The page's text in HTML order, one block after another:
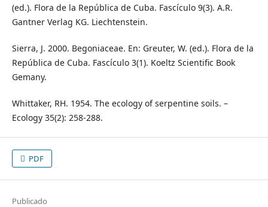
(ed.). Flora de la República de Cuba. Fascículo 9(3). A.R.
Gantner Verlag KG. Liechtenstein.
Sierra, J. 2000. Begoniaceae. En: Greuter, W. (ed.). Flora de la
República de Cuba. Fascículo 3(1). Koeltz Scientific Book
Gemany.
Whittaker, RH. 1954. The ecology of serpentine soils. –
Ecology 35(2): 258-288.
PDF
Publicado